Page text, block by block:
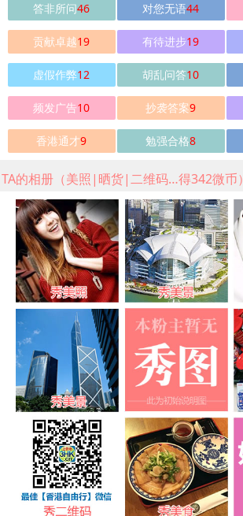
答非所问46 对您无语44
贡献卓越19 有待进步19
虚假作弊12 胡乱问答10
频发广告10 抄袭答案9
香港通才9 勉强合格8
TA的相册（美照|晒货|二维码…得342微币）